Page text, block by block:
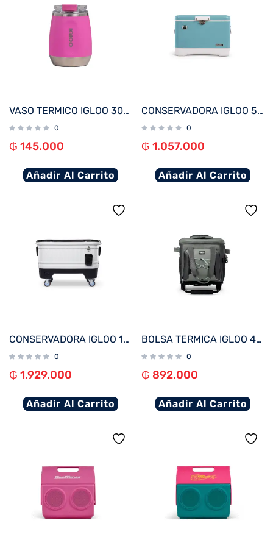
VASO TERMICO IGLOO 300ML P/VINO ROSA C/TAPA 71364
0
₲ 145.000
Añadir Al Carrito
CONSERVADORA IGLOO 51 LITROS LEGACY TOO OCEAN MIST 50658
0
₲ 1.057.000
Añadir Al Carrito
CONSERVADORA IGLOO 118 LITROS PARTY BAR GRIS 34413
0
₲ 1.929.000
Añadir Al Carrito
BOLSA TERMICA IGLOO 40 LATAS COLLAPSIBLE GRIS 66324
0
₲ 892.000
Añadir Al Carrito